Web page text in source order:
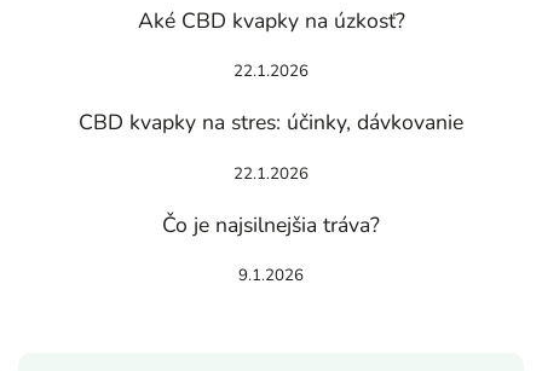
Aké CBD kvapky na úzkosť?
22.1.2026
CBD kvapky na stres: účinky, dávkovanie
22.1.2026
Čo je najsilnejšia tráva?
9.1.2026